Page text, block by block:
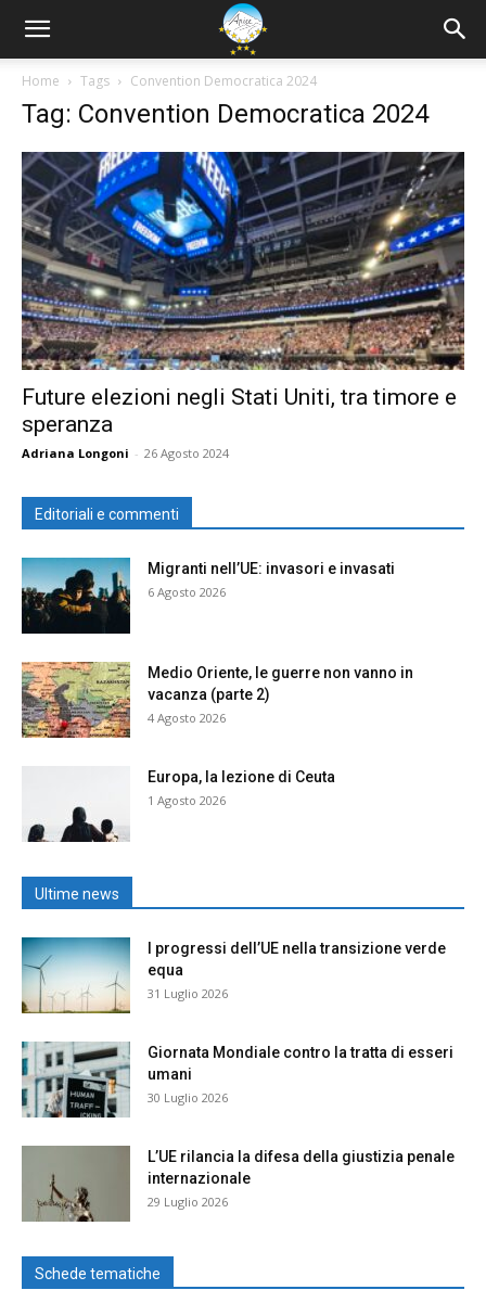
Home Tags Convention Democratica 2024
Tag: Convention Democratica 2024
Future elezioni negli Stati Uniti, tra timore e
speranza
Adriana Longoni - 26 Agosto 2024
Editoriali e commenti
Migranti nell’UE: invasori e invasati
6 Agosto 2026
Medio Oriente, le guerre non vanno in
vacanza (parte 2)
4 Agosto 2026
Europa, la lezione di Ceuta
1 Agosto 2026
Ultime news
I progressi dell’UE nella transizione verde
equa
31 Luglio 2026
Giornata Mondiale contro la tratta di esseri
umani
30 Luglio 2026
L’UE rilancia la difesa della giustizia penale
internazionale
29 Luglio 2026
Schede tematiche